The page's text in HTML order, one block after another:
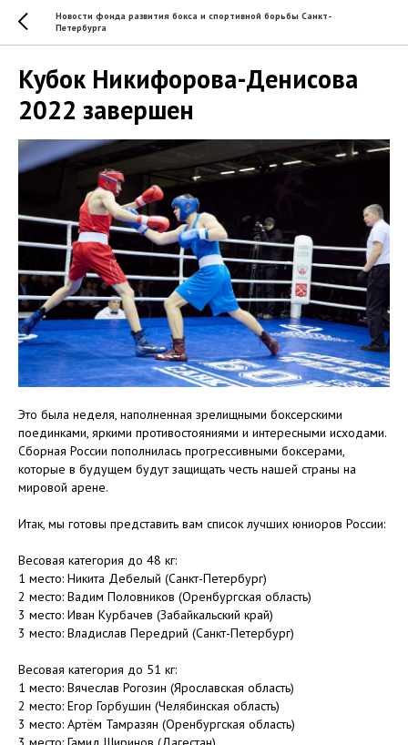
Новости фонда развития бокса и спортивной борьбы Санкт-
Петербурга
Кубок Никифорова-Денисова
2022 завершен
Это была неделя, наполненная зрелищными боксерскими
поединками, яркими противостояниями и интересными исходами.
Сборная России пополнилась прогрессивными боксерами,
которые в будущем будут защищать честь нашей страны на
мировой арене.
Итак, мы готовы представить вам список лучших юниоров России:
Весовая категория до 48 кг:
1 место: Никита Дебелый (Санкт-Петербург)
2 место: Вадим Половников (Оренбургская область)
3 место: Иван Курбачев (Забайкальский край)
3 место: Владислав Передрий (Санкт-Петербург)
Весовая категория до 51 кг:
1 место: Вячеслав Рогозин (Ярославская область)
2 место: Егор Горбушин (Челябинская область)
3 место: Артём Тамразян (Оренбургская область)